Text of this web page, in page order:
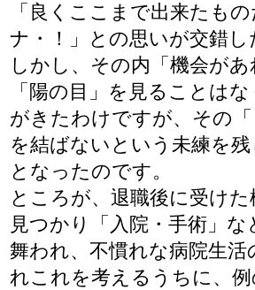
「良くここまで出来たも
ナ・！」との思いが交錯し
しかし、その内「機会が
「陽の目」を見ることは
がきたわけですが、その
を結ばないという未練を
となったのです。
ところが、退職後に受け
見つかり「入院・手術」
舞われ、不慣れな病院生
れこれを考えるうちに、